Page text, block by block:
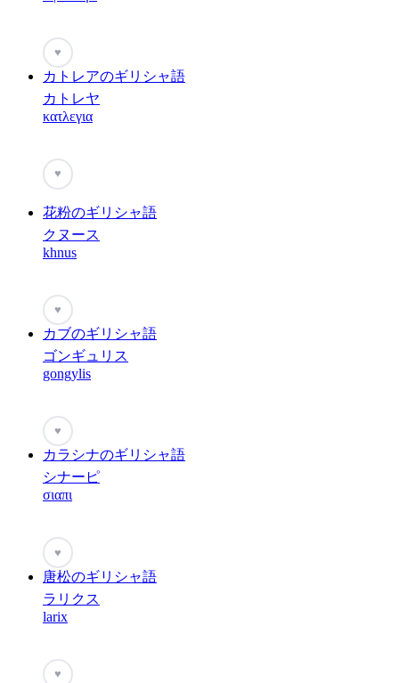
♥
カトレアのギリシャ語
カトレヤ
κατλεγια
♥
花粉のギリシャ語
クヌース
khnus
♥
カブのギリシャ語
ゴンギュリス
gongylis
♥
カラシナのギリシャ語
シナーピ
σιαπι
♥
唐松のギリシャ語
ラリクス
larix
♥